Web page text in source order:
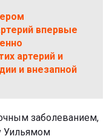
впервые
артерий и
и внезапной
заболеванием,
Уильямом